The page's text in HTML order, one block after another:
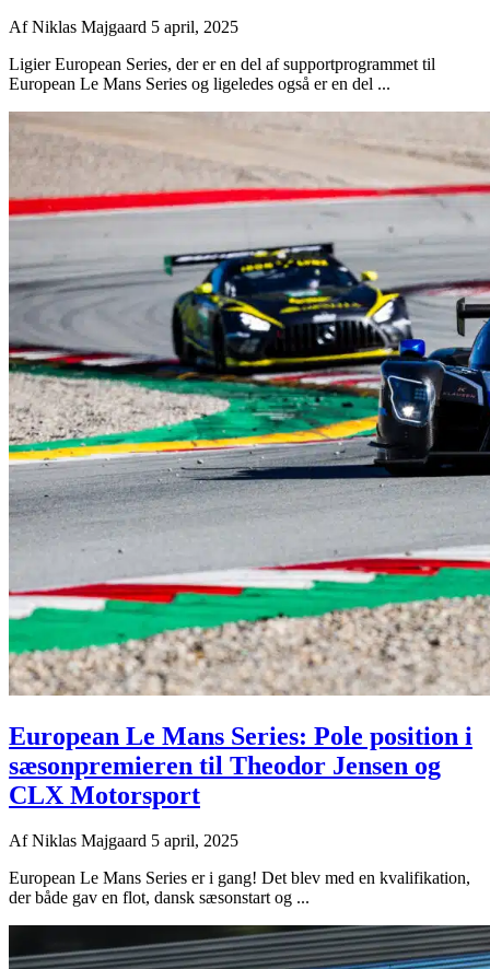
AfNiklas Majgaard 5 april, 2025
Ligier European Series, der er en del af supportprogrammet til
European Le Mans Series og ligeledes også er en del ...
European Le Mans Series: Pole position i
sæsonpremieren til Theodor Jensen og
CLX Motorsport
AfNiklas Majgaard 5 april, 2025
European Le Mans Series er i gang! Det blev med en kvalifikation,
der både gav en flot, dansk sæsonstart og ...